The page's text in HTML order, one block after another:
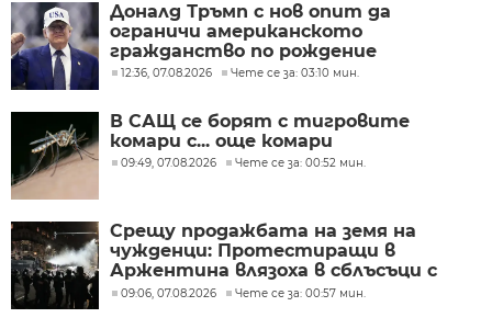
Доналд Тръмп с нов опит да
ограничи американското
гражданство по рождение
12:36, 07.08.2026 Чете се за: 03:10 мин.
В САЩ се борят с тигровите
комари с... още комари
09:49, 07.08.2026 Чете се за: 00:52 мин.
Срещу продажбата на земя на
чужденци: Протестиращи в
Аржентина влязоха в сблъсъци с
полицията
09:06, 07.08.2026 Чете се за: 00:57 мин.